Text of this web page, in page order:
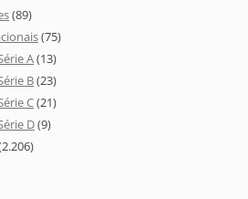
(89)
(75)
A(13)
B(23)
C(21)
D(9)